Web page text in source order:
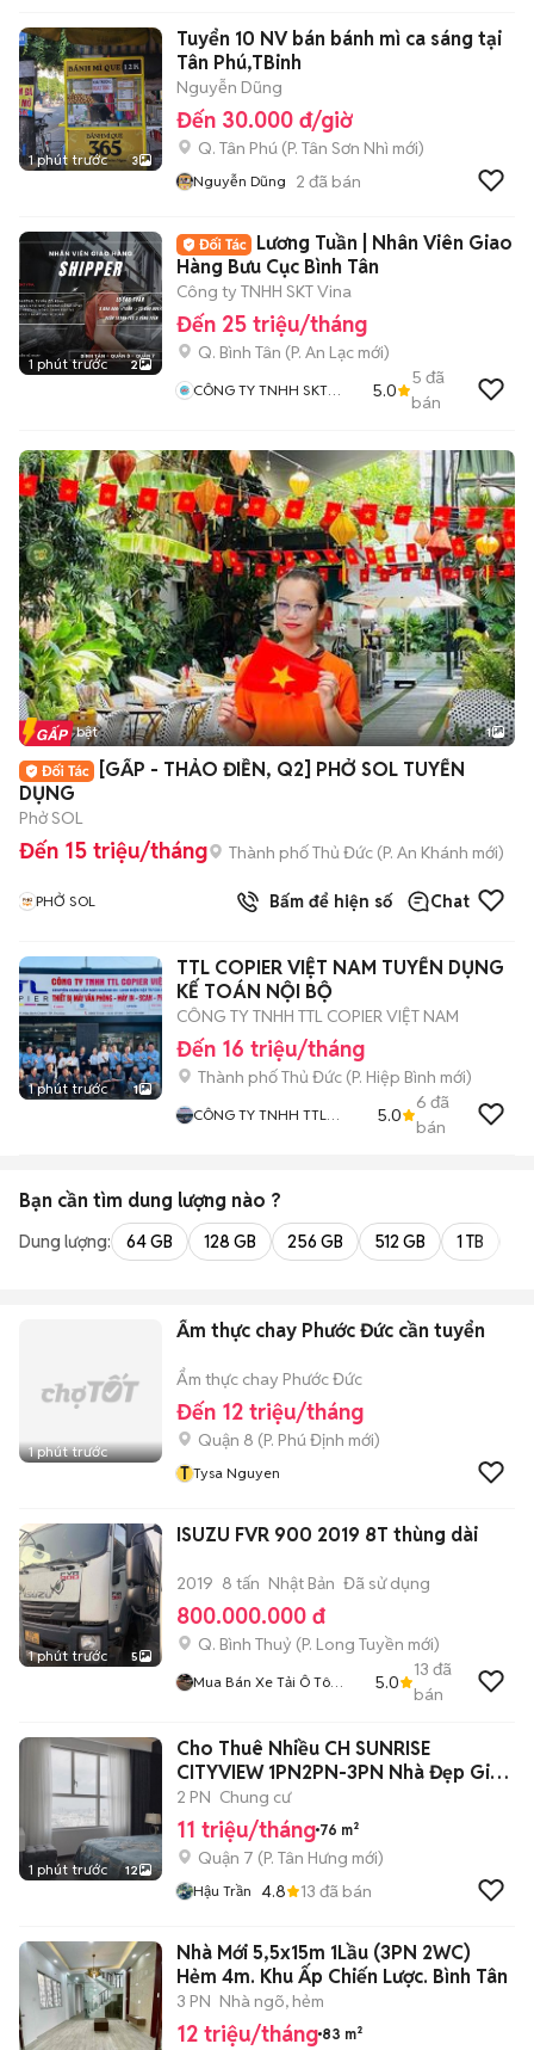
1 phút trước 3
Tuyển 10 NV bán bánh mì ca sáng tại
Tân Phú,TBinh
Nguyễn Dũng
Đến 30.000 đ/giờ
Q. Tân Phú (P. Tân Sơn Nhì mới)
Nguyễn Dũng 2 đã bán
1 phút trước 2
Lương Tuần | Nhân Viên Giao
Hàng Bưu Cục Bình Tân
Công ty TNHH SKT Vina
Đến 25 triệu/tháng
Q. Bình Tân (P. An Lạc mới)
CÔNG TY TNHH SKT
5.0
5 đã
bán
Tin nổi bật 1
[GẤP - THẢO ĐIỀN, Q2] PHỞ SOL TUYỂN
DỤNG
Phở SOL
Đến 15 triệu/tháng Thành phố Thủ Đức (P. An Khánh mới)
PHỞ SOL Bấm để hiện số Chat
1 phút trước 1
TTL COPIER VIỆT NAM TUYỂN DỤNG
KẾ TOÁN NỘI BỘ
CÔNG TY TNHH TTL COPIER VIỆT NAM
Đến 16 triệu/tháng
Thành phố Thủ Đức (P. Hiệp Bình mới)
CÔNG TY TNHH TTL
5.0
6 đã
bán
Bạn cần tìm dung lượng nào ?
Dung lượng: 64 GB 128 GB 256 GB 512 GB 1 TB
1 phút trước
Ẩm thực chay Phước Đức cần tuyển
Ẩm thực chay Phước Đức
Đến 12 triệu/tháng
Quận 8 (P. Phú Định mới)
T Tysa Nguyen
1 phút trước 5
ISUZU FVR 900 2019 8T thùng dài
2019 8 tấn Nhật Bản Đã sử dụng
800.000.000 đ
Q. Bình Thuỷ (P. Long Tuyền mới)
Mua Bán Xe Tải Ô Tô
5.0
13 đã
bán
1 phút trước 12
Cho Thuê Nhiều CH SUNRISE
CITYVIEW 1PN2PN-3PN Nhà Đẹp Giá
Tốt
2 PN Chung cư
11 triệu/tháng 76 m²
Quận 7 (P. Tân Hưng mới)
Hậu Trần 4.8 13 đã bán
Nhà Mới 5,5x15m 1Lầu (3PN 2WC)
Hẻm 4m. Khu Ấp Chiến Lược. Bình Tân
3 PN Nhà ngõ, hẻm
12 triệu/tháng 83 m²